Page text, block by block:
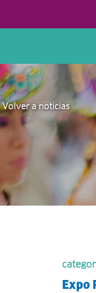
Volver a noticias
Expo